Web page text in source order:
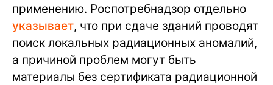
применению. Роспотребнадзор отдельно
указывает, что при сдаче зданий проводят
поиск локальных радиационных аномалий,
а причиной проблем могут быть
материалы без сертификата радиационной